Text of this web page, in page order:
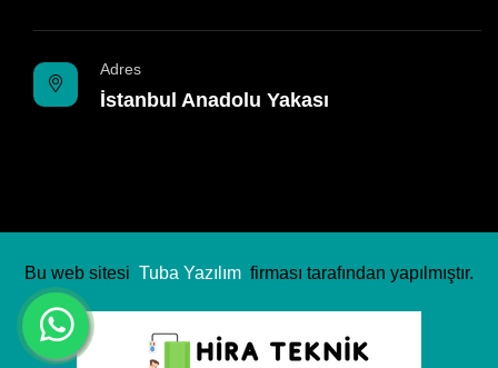
Adres
İstanbul Anadolu Yakası
Bu web sitesi Tuba Yazılım firması tarafından yapılmıştır.